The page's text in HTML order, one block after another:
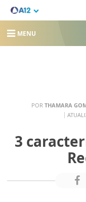
MENU
POR THAMARA
3